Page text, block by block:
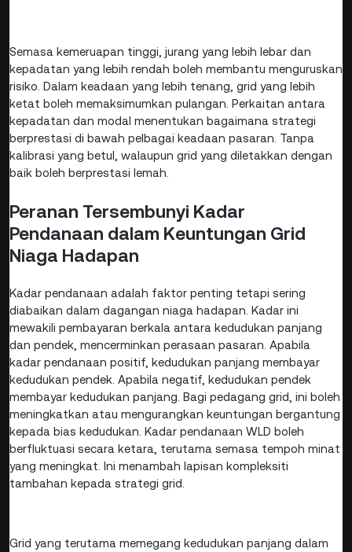
Semasa kemeruapan tinggi, jurang yang lebih lebar dan
kepadatan yang lebih rendah boleh membantu menguruskan
risiko. Dalam keadaan yang lebih tenang, grid yang lebih
ketat boleh memaksimumkan pulangan. Perkaitan antara
kepadatan dan modal menentukan bagaimana strategi
berprestasi di bawah pelbagai keadaan pasaran. Tanpa
kalibrasi yang betul, walaupun grid yang diletakkan dengan
baik boleh berprestasi lemah.
Peranan Tersembunyi Kadar
Pendanaan dalam Keuntungan Grid
Niaga Hadapan
Kadar pendanaan adalah faktor penting tetapi sering
diabaikan dalam dagangan niaga hadapan. Kadar ini
mewakili pembayaran berkala antara kedudukan panjang
dan pendek, mencerminkan perasaan pasaran. Apabila
kadar pendanaan positif, kedudukan panjang membayar
kedudukan pendek. Apabila negatif, kedudukan pendek
membayar kedudukan panjang. Bagi pedagang grid, ini boleh
meningkatkan atau mengurangkan keuntungan bergantung
kepada bias kedudukan. Kadar pendanaan WLD boleh
berfluktuasi secara ketara, terutama semasa tempoh minat
yang meningkat. Ini menambah lapisan kompleksiti
tambahan kepada strategi grid.
Grid yang terutama memegang kedudukan panjang dalam